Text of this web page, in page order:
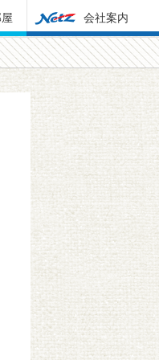
会社案内